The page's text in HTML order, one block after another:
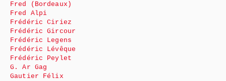
Fred (Bordeaux)
Fred Alpi
Frédéric Ciriez
Frédéric Gircour
Frédéric Legens
Frédéric Lévêque
Frédéric Peylet
G. Ar Gag
Gautier Félix